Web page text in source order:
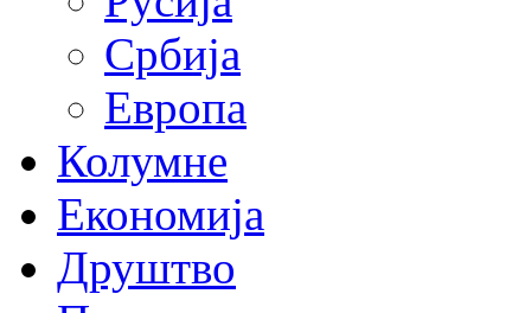
Србија
Европа
Колумне
Економија
Друштво